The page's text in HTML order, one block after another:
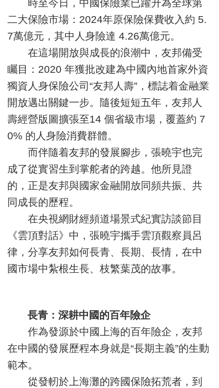
時至今日，中國保險業已躍升為全球第
二大保險市場：2024年原保險保費收入約 5.
7萬億元，其中人身險達 4.26萬億元。
在這場開放與成長的浪潮中，友邦備受
矚目：2020 年獲批改建為中國內地首家外資
獨資人身保險公司“友邦人壽”，標誌着金融業
開放邁出關鍵一步。隨後短短五年，友邦人
壽經營版圖擴張至14 個省級市場，覆蓋約 7
0% 的人身險消費群體。
而伴隨着友邦的發展腳步，張曉宇也完
成了從實習生到掌舵者的跨越。他所見證
的，正是友邦與國家金融開放同頻共振、共
同成長的歷程。
在央視網財經頻道場景式紀實訪談節目
《雲頂對話》中，張曉宇攜手雲頂觀察員呂
律，分享友邦如何長青、長期、長情，在中
國市場中紮根生長、枝繁葉茂的故事。
長青：深耕中國的百年險企
作為發源於中國上海的百年險企，友邦
在中國的發展歷程本身就是“長期主義”的生動
範本。
從發軔於上海灘的跨國保險拓荒者，到